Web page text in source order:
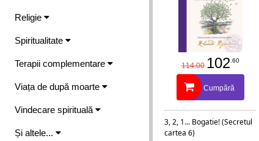
Religie
Spiritualitate
Terapii complementare
Viața de după moarte
Vindecare spirituală
Și altele...
114.00 102 .60
Cumpără
3, 2, 1... Bogatie! (Secretul
cartea 6)